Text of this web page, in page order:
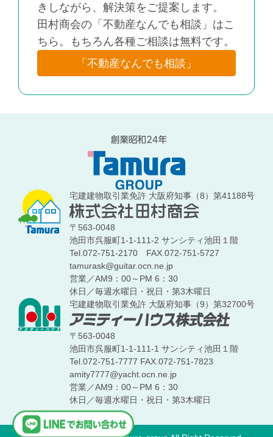
きしながら、解決策をご提案します。
田村商会の「不動産なんでも相談」はこ
ちら。もちろん各種ご相談は無料です。
「不動産なんでも相談」
宅建建物取引業免許 大阪府知事（8）第41188号
〒563-0048
池田市呉服町1-1-111-2 サンシティ池田１階
Tel.072-751-2170FAX.072-751-5727
tamurask@guitar.ocn.ne.jp
営業／AM9：00～PM 6：30
休日／毎週水曜日・祝日・第3木曜日
宅建建物取引業免許 大阪府知事（9）第32700号
〒563-0048
池田市呉服町1-1-111-1 サンシティ池田１階
Tel.072-751-7777 FAX.072-751-7823
amity7777@yacht.ocn.ne.jp
営業／AM9：00～PM 6：30
休日／毎週水曜日・祝日・第3木曜日